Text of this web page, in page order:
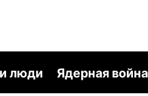
люди Ядерная война